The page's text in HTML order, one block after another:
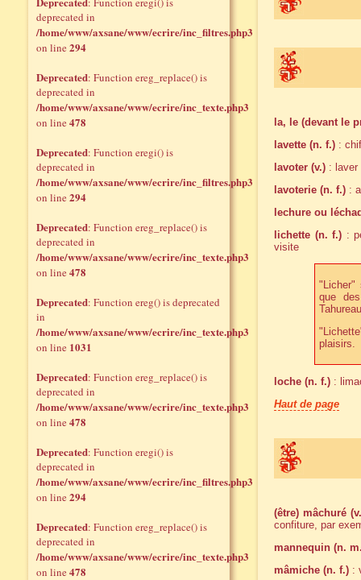
la, le (devant le
lavette (n. f.) :
lavoter (v.) : laver
lavoterie (n. f.) :
lechure ou
lichette (n. f.) :
visite
"Licher"
que
plaisirs.
loche (n. f.) :
Haut de page
(être) mâchuré
confiture, par
mannequin (n.
mâmiche (n. f.) :
deprecated in
/home/www/axsane/www/ecrire/inc_filtres.php3
on line294
Deprecated: Function ereg_replace() is
deprecated in
/home/www/axsane/www/ecrire/inc_texte.php3
on line478
Deprecated: Function eregi() is
deprecated in
/home/www/axsane/www/ecrire/inc_filtres.php3
on line294
Deprecated: Function ereg_replace() is
deprecated in
/home/www/axsane/www/ecrire/inc_texte.php3
on line478
Deprecated: Function ereg() is deprecated
in
/home/www/axsane/www/ecrire/inc_texte.php3
on line 1031
Deprecated: Function ereg_replace() is
deprecated in
/home/www/axsane/www/ecrire/inc_texte.php3
on line478
Deprecated: Function eregi() is
deprecated in
/home/www/axsane/www/ecrire/inc_filtres.php3
on line294
Deprecated: Function ereg_replace() is
deprecated in
/home/www/axsane/www/ecrire/inc_texte.php3
on line478